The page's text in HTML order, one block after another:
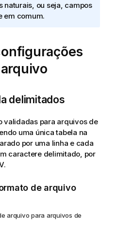
naturais, ou seja, campos
em comum.
delimitados
validadas para arquivos de
uma única tabela na
por uma linha e cada
caractere delimitado, por
.
de arquivo
arquivo para arquivos de